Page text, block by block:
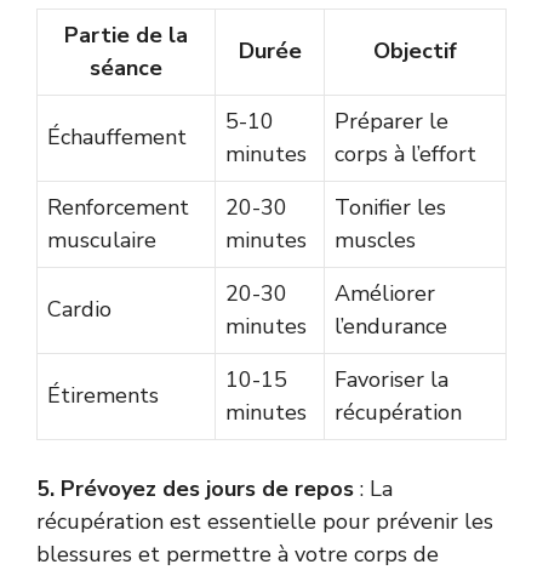
Partie de la
séance
Durée Objectif
Échauffement
5-10
minutes
Préparer le
corps à l’effort
Renforcement
musculaire
20-30
minutes
Tonifier les
muscles
Cardio
20-30
minutes
Améliorer
l’endurance
Étirements
10-15
minutes
Favoriser la
récupération
5. Prévoyez des jours de repos : La
récupération est essentielle pour prévenir les
blessures et permettre à votre corps de